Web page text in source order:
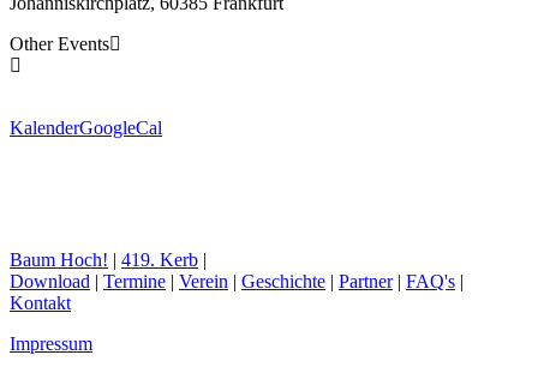
Other Events
KalenderGoogleCal
Baum Hoch! | 419. Kerb |
Download | Termine | Verein | Geschichte | Partner| FAQ's |
Kontakt
Impressum